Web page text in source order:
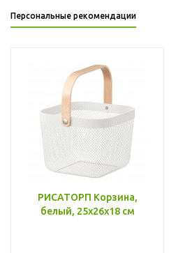
Персональные рекомендации
РИСАТОРП Корзина,
белый, 25x26x18 см